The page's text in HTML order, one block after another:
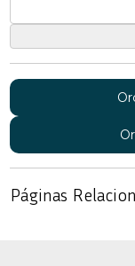
Páginas